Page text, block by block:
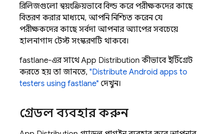
রিলিজগুলো স্বয়ংক্রিয়ভাবে বিল্ড করে পরীক্ষকদের কাছে
বিতরণ করার মাধ্যমে, আপনি নিশ্চিত করেন যে
পরীক্ষকদের কাছে সর্বদা আপনার অ্যাপের সবচেয়ে
হালনাগাদ টেস্ট সংস্করণটি থাকবে।
fastlane-এর সাথে App Distribution কীভাবে ইন্টিগ্রেট
করতে হয় তা জানতে, "Distribute Android apps to
testers using fastlane" দেখুন।
গ্রেডল ব্যবহার করুন